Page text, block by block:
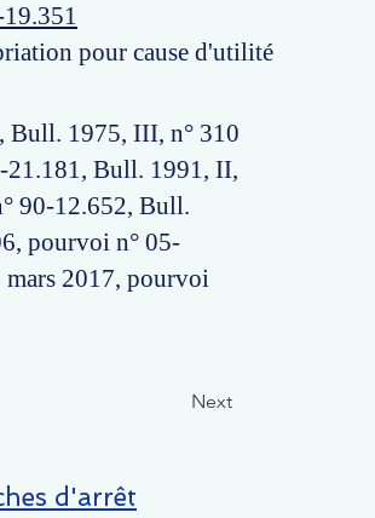
pour cause d'utilité
Bull. 1975, III, n° 310
21.181, Bull. 1991, II,
90-12.652, Bull.
pourvoi n° 05-
2017, pourvoi
Next
d'arrêt